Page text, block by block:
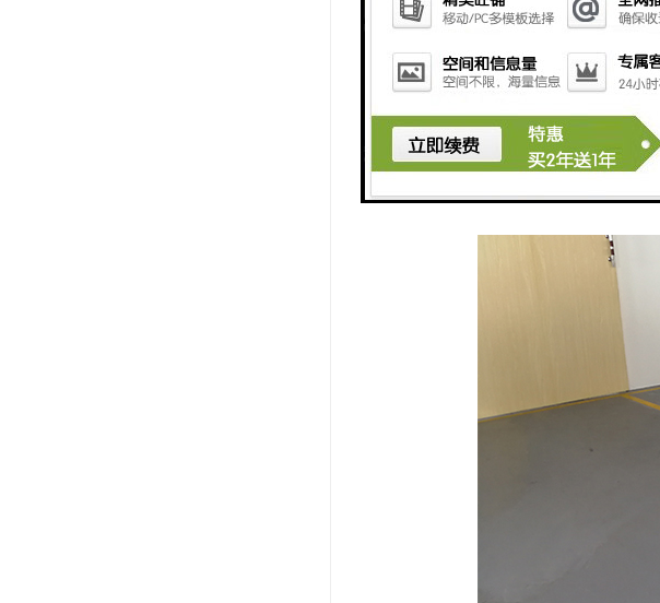
分诊区域伺服系统：硬件设备控制、
科室液晶一体机：支持横竖屏安装，